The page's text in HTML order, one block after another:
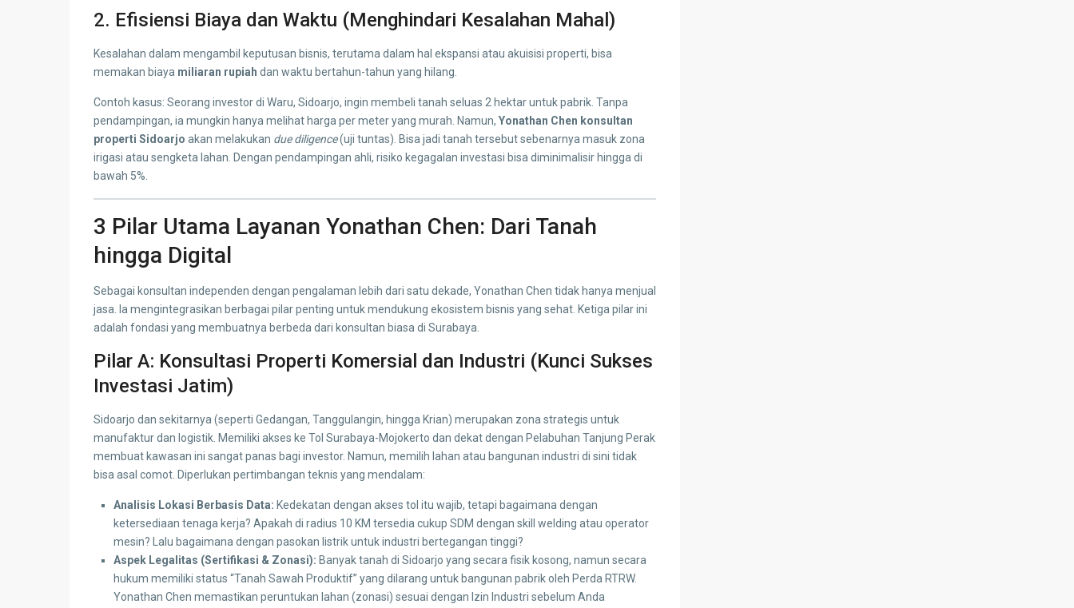
2. Efisiensi Biaya dan Waktu (Menghindari Kesalahan Mahal)
Kesalahan dalam mengambil keputusan bisnis, terutama dalam hal ekspansi atau akuisisi properti, bisa
memakan biaya miliaran rupiah dan waktu bertahun-tahun yang hilang.
Contoh kasus: Seorang investor di Waru, Sidoarjo, ingin membeli tanah seluas 2 hektar untuk pabrik. Tanpa
pendampingan, ia mungkin hanya melihat harga per meter yang murah. Namun, Yonathan Chen konsultan
properti Sidoarjo akan melakukan due diligence(uji tuntas). Bisa jadi tanah tersebut sebenarnya masuk zona
irigasi atau sengketa lahan. Dengan pendampingan ahli, risiko kegagalan investasi bisa diminimalisir hingga di
bawah 5%.
3 Pilar Utama Layanan Yonathan Chen: Dari Tanah
hingga Digital
Sebagai konsultan independen dengan pengalaman lebih dari satu dekade, Yonathan Chen tidak hanya menjual
jasa. Ia mengintegrasikan berbagai pilar penting untuk mendukung ekosistem bisnis yang sehat. Ketiga pilar ini
adalah fondasi yang membuatnya berbeda dari konsultan biasa di Surabaya.
Pilar A: Konsultasi Properti Komersial dan Industri (Kunci Sukses
Investasi Jatim)
Sidoarjo dan sekitarnya (seperti Gedangan, Tanggulangin, hingga Krian) merupakan zona strategis untuk
manufaktur dan logistik. Memiliki akses ke Tol Surabaya-Mojokerto dan dekat dengan Pelabuhan Tanjung Perak
membuat kawasan ini sangat panas bagi investor. Namun, memilih lahan atau bangunan industri di sini tidak
bisa asal comot. Diperlukan pertimbangan teknis yang mendalam:
Analisis Lokasi Berbasis Data: Kedekatan dengan akses tol itu wajib, tetapi bagaimana dengan
ketersediaan tenaga kerja? Apakah di radius 10 KM tersedia cukup SDM dengan skill welding atau operator
mesin? Lalu bagaimana dengan pasokan listrik untuk industri bertegangan tinggi?
Aspek Legalitas (Sertifikasi & Zonasi): Banyak tanah di Sidoarjo yang secara fisik kosong, namun secara
hukum memiliki status “Tanah Sawah Produktif” yang dilarang untuk bangunan pabrik oleh Perda RTRW.
Yonathan Chen memastikan peruntukan lahan (zonasi) sesuai dengan Izin Industri sebelum Anda